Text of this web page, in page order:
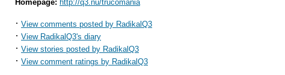
Homepage: http://q3.nu/trucomania
· View comments posted by RadikalQ3
· View RadikalQ3's diary
· View stories posted by RadikalQ3
· View comment ratings by RadikalQ3